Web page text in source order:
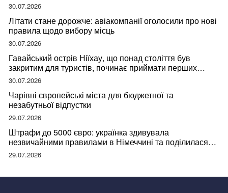
30.07.2026
Літати стане дорожче: авіакомпанії оголосили про нові
правила щодо вибору місць
30.07.2026
Гавайський острів Ніїхау, що понад століття був
закритим для туристів, починає приймати перших
відвідувачів
30.07.2026
Чарівні європейські міста для бюджетної та
незабутньої відпустки
29.07.2026
Штрафи до 5000 євро: українка здивувала
незвичайними правилами в Німеччині та поділилася
правдою
29.07.2026